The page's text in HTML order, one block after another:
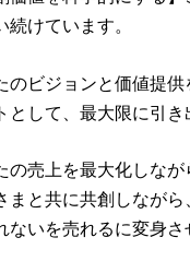
続けています。
のビジョンと価値提供
として、最大限に引き
の売上を最大化しなが
まと共に共創しながら
ないを売れるに変身